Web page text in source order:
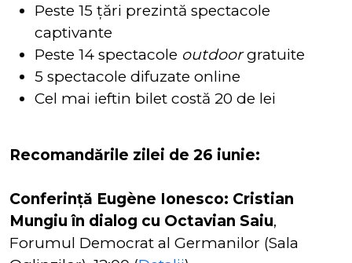
Peste 15 țări prezintă spectacole
captivante
Peste 14 spectacole outdoorgratuite
5 spectacole difuzate online
Cel mai ieftin bilet costă 20 de lei
Recomandările zilei de 26 iunie:
Conferință Eugène Ionesco: Cristian
Mungiu în dialog cu Octavian Saiu,
Forumul Democrat al Germanilor (Sala